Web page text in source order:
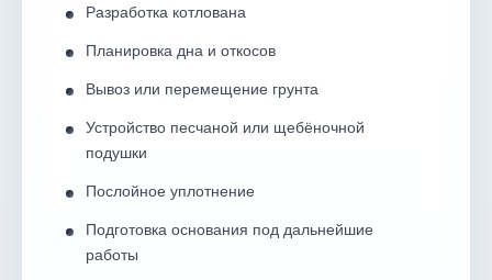
Разработка котлована
Планировка дна и откосов
Вывоз или перемещение грунта
Устройство песчаной или щебёночной
подушки
Послойное уплотнение
Подготовка основания под дальнейшие
работы